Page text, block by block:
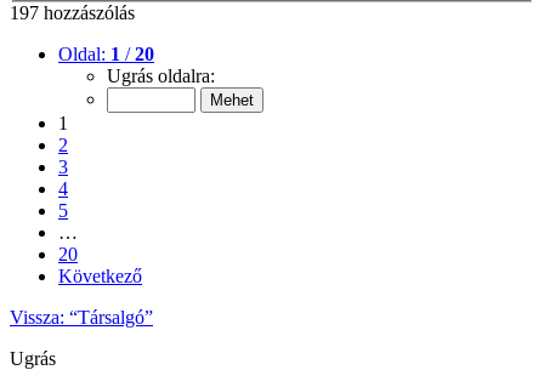
197 hozzászólás
Oldal: 1 /20
Ugrás oldalra:
1
2
3
4
5
…
20
Következő
Vissza: “Társalgó”
Ugrás